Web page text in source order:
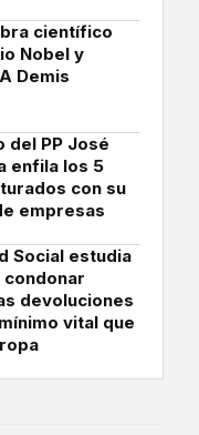
científico
Nobel y
Demis
del PP José
enfila los 5
con su
empresas
Social estudia
condonar
devoluciones
vital que